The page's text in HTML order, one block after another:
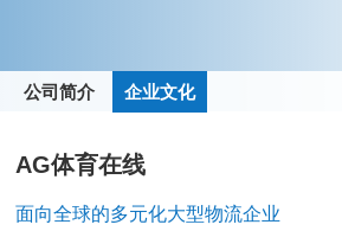
公司简介 企业文化
AG体育在线
面向全球的多元化大型物流企业